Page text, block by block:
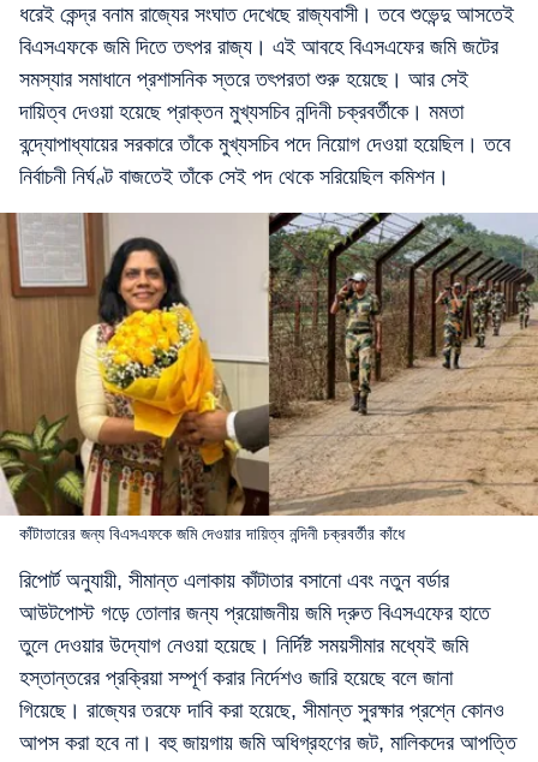
ধরেই কেন্দ্র বনাম রাজ্যের সংঘাত দেখেছে রাজ্যবাসী। তবে শুভেন্দু আসতেই
বিএসএফকে জমি দিতে তৎপর রাজ্য। এই আবহে বিএসএফের জমি জটের
সমস্যার সমাধানে প্রশাসনিক স্তরে তৎপরতা শুরু হয়েছে। আর সেই
দায়িত্ব দেওয়া হয়েছে প্রাক্তন মুখ্যসচিব নন্দিনী চক্রবর্তীকে। মমতা
বন্দ্যোপাধ্যায়ের সরকারে তাঁকে মুখ্যসচিব পদে নিয়োগ দেওয়া হয়েছিল। তবে
নির্বাচনী নির্ঘণ্ট বাজতেই তাঁকে সেই পদ থেকে সরিয়েছিল কমিশন।
কাঁটাতারের জন্য বিএসএফকে জমি দেওয়ার দায়িত্ব নন্দিনী চক্রবর্তীর কাঁধে
রিপোর্ট অনুযায়ী, সীমান্ত এলাকায় কাঁটাতার বসানো এবং নতুন বর্ডার
আউটপোস্ট গড়ে তোলার জন্য প্রয়োজনীয় জমি দ্রুত বিএসএফের হাতে
তুলে দেওয়ার উদ্যোগ নেওয়া হয়েছে। নির্দিষ্ট সময়সীমার মধ্যেই জমি
হস্তান্তরের প্রক্রিয়া সম্পূর্ণ করার নির্দেশও জারি হয়েছে বলে জানা
গিয়েছে। রাজ্যের তরফে দাবি করা হয়েছে, সীমান্ত সুরক্ষার প্রশ্নে কোনও
আপস করা হবে না। বহু জায়গায় জমি অধিগ্রহণের জট, মালিকদের আপত্তি